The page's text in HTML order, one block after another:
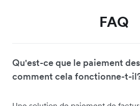
FAQ
Qu'est-ce que le paiement
comment cela fonctionne-t-